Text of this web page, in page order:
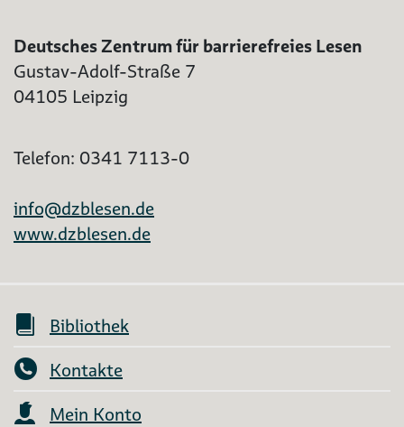
Deutsches Zentrum für barrierefreies Lesen
Gustav-Adolf-Straße 7
04105 Leipzig
Telefon: 0341 7113-0
info@dzblesen.de
www.dzblesen.de
Bibliothek
Kontakte
Mein Konto